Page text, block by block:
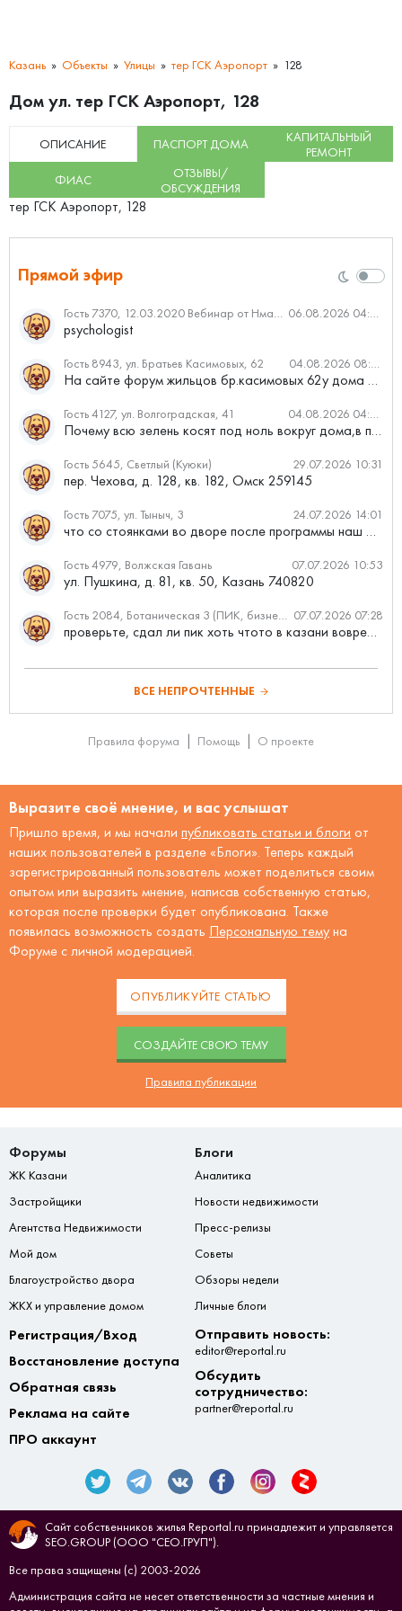
Казань Объекты Улицы тер ГСК Аэропорт 128
Дом ул. тер ГСК Аэропорт, 128
ОПИСАНИЕ ПАСПОРТ ДОМА
КАПИТАЛЬНЫЙ
РЕМОНТ
ФИАС
ОТЗЫВЫ/
ОБСУЖДЕНИЯ
тер ГСК Аэропорт, 128
Прямой эфир
Гость 7370, 12.03.2020 Вебинар от Нмаркет.ПРО: «Актуальное об ипотеке: что нужно знать» 06.08.2026 04:00
psychologist
Гость 8943, ул. Братьев Касимовых, 62 04.08.2026 08:34
На сайте форум жильцов бр.касимовых 62у дома растут красивые...
Гость 4127, ул. Волгоградская, 41 04.08.2026 04:46
Почему всю зелень косят под ноль вокруг дома,в полисадниках....
Гость 5645, Светлый (Куюки) 29.07.2026 10:31
пер. Чехова, д. 128, кв. 182, Омск 259145
Гость 7075, ул. Тыныч, 3 24.07.2026 14:01
что со стоянками во дворе после программы наш двор
Гость 4979, Волжская Гавань 07.07.2026 10:53
ул. Пушкина, д. 81, кв. 50, Казань 740820
Гость 2084, Ботаническая 3 (ПИК, бизнес-класс) 07.07.2026 07:28
проверьте, сдал ли пик хоть чтото в казани вовремя?
ВСЕ НЕПРОЧТЕННЫЕ
Правила форума Помощь О проекте
Выразите своё мнение, и вас услышат
Пришло время, и мы начали публиковать статьи и блоги от
наших пользователей в разделе «Блоги». Теперь каждый
зарегистрированный пользователь может поделиться своим
опытом или выразить мнение, написав собственную статью,
которая после проверки будет опубликована. Также
появилась возможность создать Персональную тему на
Форуме с личной модерацией.
ОПУБЛИКУЙТЕ СТАТЬЮ
CОЗДАЙТЕ СВОЮ ТЕМУ
Правила публикации
Форумы
ЖК Казани
Застройщики
Агентства Недвижимости
Мой дом
Благоустройство двора
ЖКХ и управление домом
Блоги
Аналитика
Новости недвижимости
Пресс-релизы
Советы
Обзоры недели
Личные блоги
Регистрация/Вход
Восстановление доступа
Обратная связь
Реклама на сайте
ПРО аккаунт
Отправить новость:
editor@reportal.ru
Обсудить
сотрудничество:
partner@reportal.ru
Сайт собственников жилья Reportal.ru принадлежит и управляется
SEO.GROUP (ООО "СЕО.ГРУП").
Все права защищены (с) 2003-2026
Администрация сайта не несет ответственности за частные мнения и